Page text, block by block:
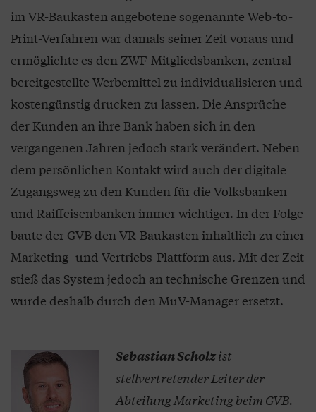
im VR-Baukasten angebotene sogenannte Web-to-
Print-Verfahren war damals seiner Zeit voraus und
ermöglichte es den ZWF-Mitgliedsbanken, zentral
bereitgestellte Werbemittel zu individualisieren und
kostengünstig drucken zu lassen. Die Ansprüche
der Kunden an ihre Bank haben sich in den
vergangenen Jahren jedoch stark verändert. Neben
dem persönlichen Kontakt wird auch der digitale
Zugangsweg zu den Kunden für die Volksbanken
und Raiffeisenbanken immer wichtiger. In der Folge
baute der GVB den VR-Baukasten inhaltlich zu einer
Marketing- und Vertriebs-Plattform aus. Mit der Zeit
stieß das System jedoch an technische Grenzen und
wurde deshalb durch den MuV-Manager ersetzt.
Sebastian Scholzist
stellvertretender Leiter der
Abteilung Marketing beim GVB.